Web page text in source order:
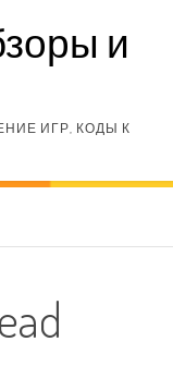
и
ИГР, КОДЫ К